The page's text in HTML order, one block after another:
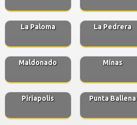
La Paloma La Pedrera
Maldonado Minas
Piriapolis Punta Ballena